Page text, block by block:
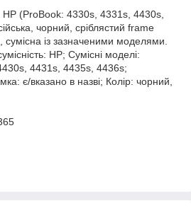
HP (ProBook: 4330s, 4331s, 4430s,
чорний, сріблястий frame
сумісна із зазначеними моделями.
HP; Сумісні моделі:
4431s, 4435s, 4436s;
є/вказано в назві; Колір: чорний,